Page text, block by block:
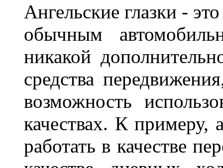
Ангельские глазки -
обычным
никакой
средства
возможность
качествах. К примеру,
работать в качестве